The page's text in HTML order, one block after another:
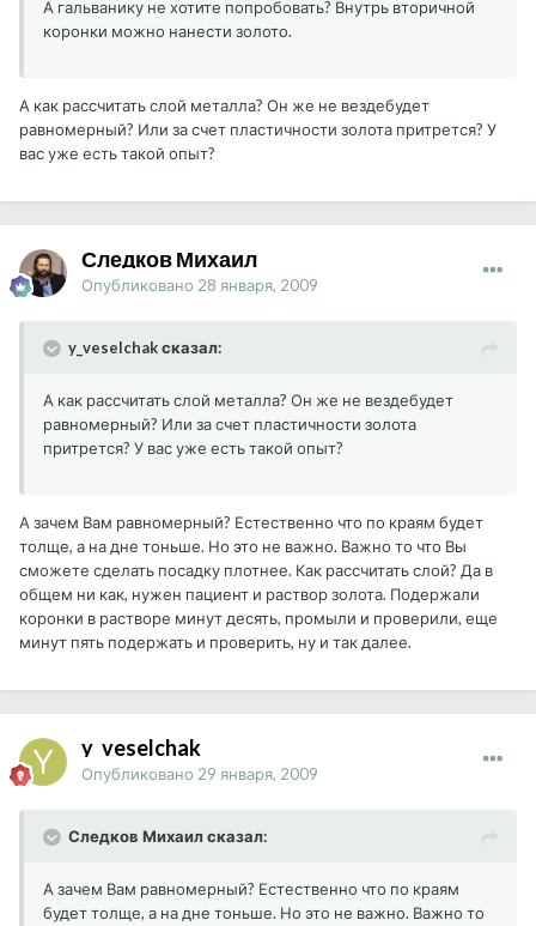
А гальванику не хотите попробовать? Внутрь вторичной
коронки можно нанести золото.
А как рассчитать слой металла? Он же не вездебудет
равномерный? Или за счет пластичности золота притрется? У
вас уже есть такой опыт?
Следков Михаил
Опубликовано 28 января, 2009
y_veselchak сказал:
А как рассчитать слой металла? Он же не вездебудет
равномерный? Или за счет пластичности золота
притрется? У вас уже есть такой опыт?
А зачем Вам равномерный? Естественно что по краям будет
толще, а на дне тоньше. Но это не важно. Важно то что Вы
сможете сделать посадку плотнее. Как рассчитать слой? Да в
общем ни как, нужен пациент и раствор золота. Подержали
коронки в растворе минут десять, промыли и проверили, еще
минут пять подержать и проверить, ну и так далее.
y_veselchak
Опубликовано 29 января, 2009
Следков Михаил сказал:
А зачем Вам равномерный? Естественно что по краям
будет толще, а на дне тоньше. Но это не важно. Важно то